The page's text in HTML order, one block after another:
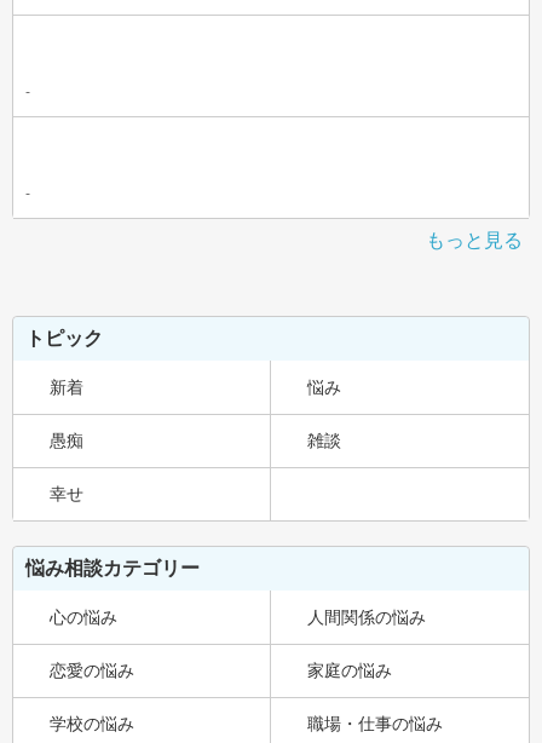
-
-
もっと見る
トピック
新着 悩み
愚痴 雑談
幸せ
悩み相談カテゴリー
心の悩み 人間関係の悩み
恋愛の悩み 家庭の悩み
学校の悩み 職場・仕事の悩み